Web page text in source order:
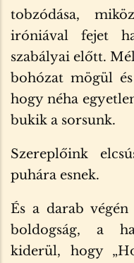
tobzódása,
iróniával fejet
szabályai előtt.
bohózat mögül
hogy néha
bukik a sorsunk.
Szereplőink
puhára esnek.
És a darab
boldogság, a
kiderül, hogy